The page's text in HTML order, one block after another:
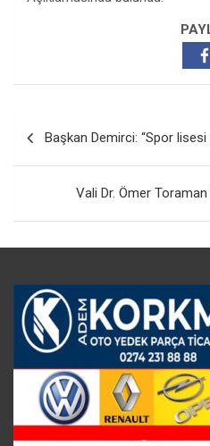
gezinmesi
Başkan Demirci: “Spor lisesi
Vali Dr. Ömer Toraman